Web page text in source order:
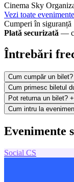
Cinema Sky
Vezi toate
Cumperi în siguranță
Plată securizată —
Întrebări
Cum cumpăr un bilet?
Cum primesc biletul
Pot returna un bilet? +
Cum intru la
Evenimente
Social CS